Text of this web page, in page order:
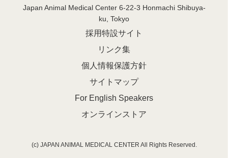
Japan Animal Medical Center 6-22-3 Honmachi Shibuya-
ku, Tokyo
採用特設サイト
リンク集
個人情報保護方針
サイトマップ
For English Speakers
オンラインストア
(c) JAPAN ANIMAL MEDICAL CENTER All Rights Reserved.